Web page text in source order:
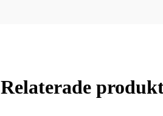
Relaterade